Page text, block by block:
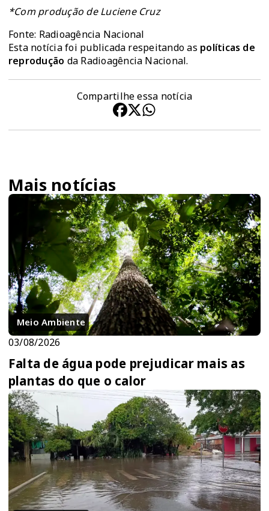
*Com produção de Luciene Cruz
Fonte: Radioagência Nacional
Esta notícia foi publicada respeitando as políticas de
reprodução da Radioagência Nacional.
Compartilhe essa notícia
Mais notícias
Meio Ambiente
03/08/2026
Falta de água pode prejudicar mais as
plantas do que o calor